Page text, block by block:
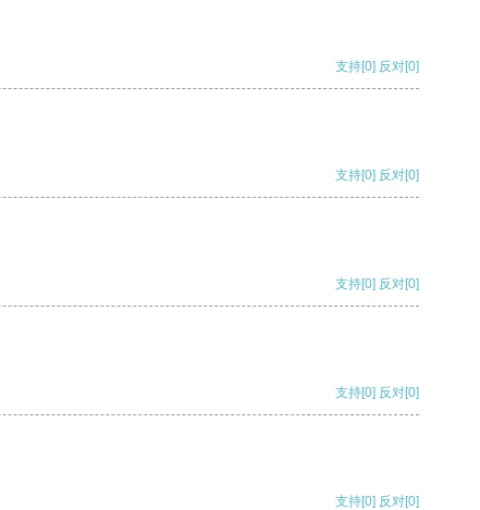
支持[0] 反对[0]
支持[0] 反对[0]
支持[0] 反对[0]
支持[0] 反对[0]
支持[0] 反对[0]